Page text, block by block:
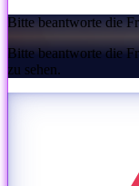
Bitte beantworte die
Bitte beantworte die
zu sehen.